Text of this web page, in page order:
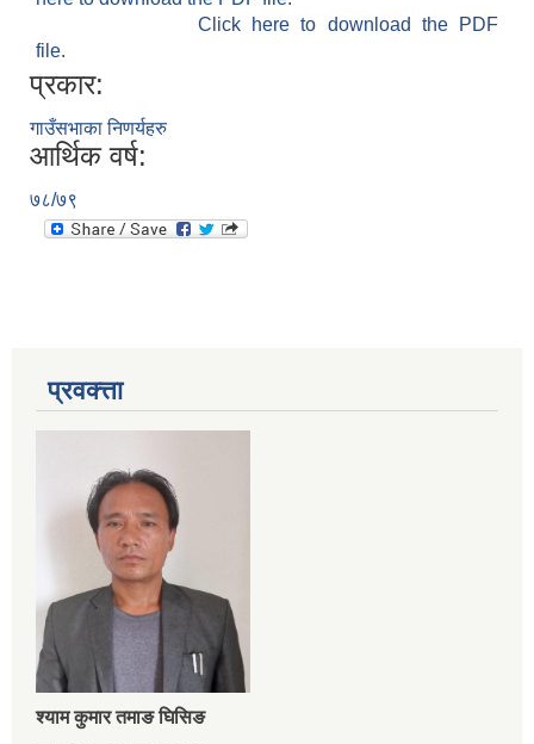
Click here to download the PDF
file.
प्रकार:
गाउँसभाका निणर्यहरु
आर्थिक वर्ष:
७८/७९
प्रवक्त्ता
श्‍याम कुमार तमाङ घिसिङ